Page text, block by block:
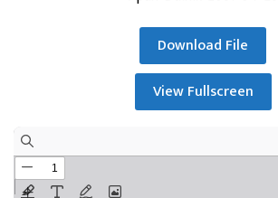
Download File
View Fullscreen